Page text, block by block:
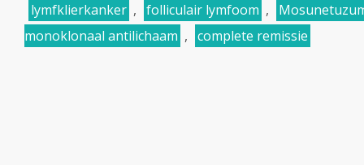
lymfklierkanker , folliculair lymfoom ,
monoklonaal antilichaam , complete remissie